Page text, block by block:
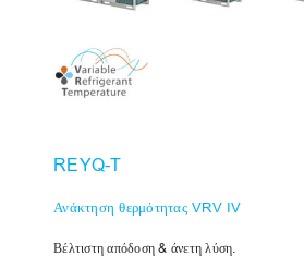
REYQ-T
Ανάκτηση θερμότητας VRV IV
Βέλτιστη απόδοση & άνετη λύση.